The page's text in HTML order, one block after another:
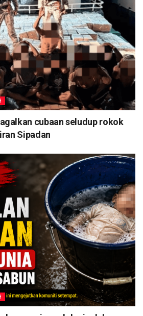
cubaan seludup rokok
Sipadan